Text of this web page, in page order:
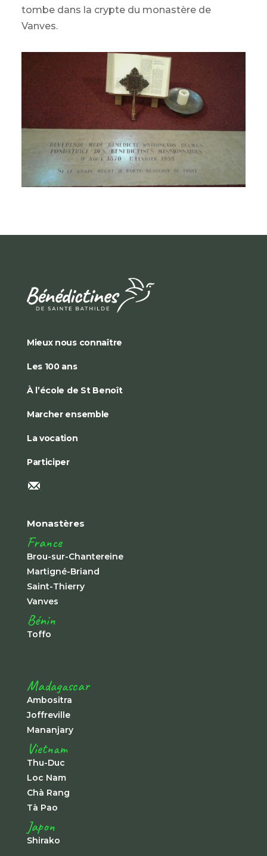
tombe dans la crypte du monastère de
Vanves.
Mieux nous connaître
Les 100 ans
À l’école de St Benoît
Marcher ensemble
La vocation
Participer
Monastères
France
Brou-sur-Chantereine
Martigné-Briand
Saint-Thierry
Vanves
Bénin
Toffo
Madagascar
Ambositra
Joffreville
Mananjary
Vietnam
Thu-Duc
Loc Nam
Chà Rang
Tà Pao
Japon
Shirako